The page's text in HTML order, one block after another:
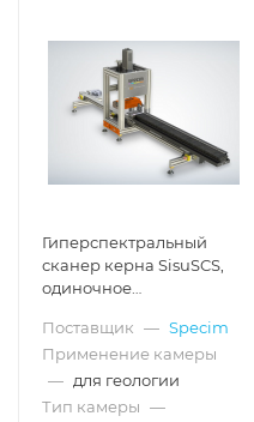
Гиперспектральный
сканер керна SisuSCS,
одиночное
Поставщик — Specim
Применение камеры
— для геологии
Тип камеры —